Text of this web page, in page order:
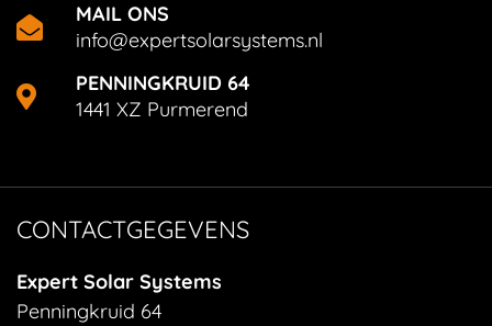
MAIL ONS
info@expertsolarsystems.nl
PENNINGKRUID 64
1441 XZ Purmerend
CONTACTGEGEVENS
Expert Solar Systems
Penningkruid 64